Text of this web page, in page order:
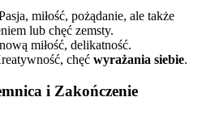
miłość, pożądanie, ale także
lub chęć zemsty.
miłość, delikatność.
chęć wyrażania siebie.
i Zakończenie